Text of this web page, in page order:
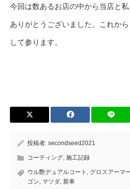
今回は数あるお店の中から当店と
ありがとうございました。これか
して参ります。
投稿者: secondseed2021
コーティング, 施工記録
ウル艶デュアルコート , グロスアーマ
ゴン, マツダ, 新車